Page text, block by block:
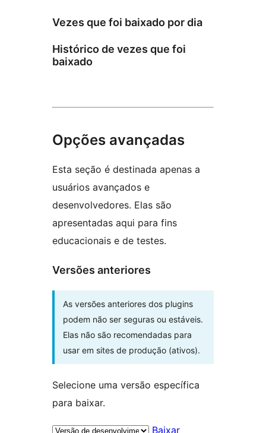
Vezes que foi baixado por dia
Histórico de vezes que foi
baixado
Opções avançadas
Esta seção é destinada apenas a
usuários avançados e
desenvolvedores. Elas são
apresentadas aqui para fins
educacionais e de testes.
Versões anteriores
As versões anteriores dos plugins
podem não ser seguras ou estáveis.
Elas não são recomendadas para
usar em sites de produção (ativos).
Selecione uma versão específica
para baixar.
Baixar